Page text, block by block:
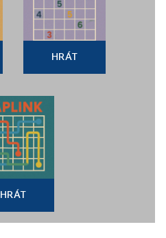
HRÁT
HRÁT